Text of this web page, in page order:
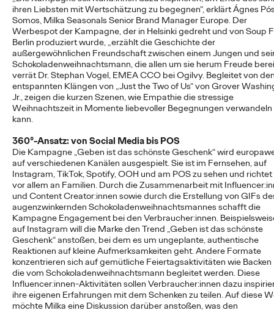
ihren Liebsten mit Wertschätzung zu begegnen“, erklärt Ágnes
Somos, Milka Seasonals Senior Brand Manager Europe. Der
Werbespot der Kampagne, der in Helsinki gedreht und von Soup
Berlin produziert wurde, „erzählt die Geschichte der
außergewöhnlichen Freundschaft zwischen einem Jungen und
Schokoladenweihnachtsmann, die allen um sie herum Freude
verrät Dr. Stephan Vogel, EMEA CCO bei Ogilvy. Begleitet von
entspannten Klängen von „Just the Two of Us“ von Grover
Jr., zeigen die kurzen Szenen, wie Empathie die stressige
Weihnachtszeit in Momente liebevoller Begegnungen verwandeln
kann.
360°-Ansatz: von Social Media bis POS
Die Kampagne „Geben ist das schönste Geschenk“ wird
auf verschiedenen Kanälen ausgespielt. Sie ist im Fernsehen, auf
Instagram, TikTok, Spotify, OOH und am POS zu sehen und
vor allem an Familien. Durch die Zusammenarbeit mit
und Content Creator:innen sowie durch die Erstellung von GIFs
augenzwinkernden Schokoladenweihnachtsmannes schafft die
Kampagne Engagement bei den Verbraucher:innen.
auf Instagram will die Marke den Trend „Geben ist das schönste
Geschenk“ anstoßen, bei dem es um ungeplante, authentische
Reaktionen auf kleine Aufmerksamkeiten geht. Andere Formate
konzentrieren sich auf gemütliche Feiertagsaktivitäten wie Backen
die vom Schokoladenweihnachtsmann begleitet werden. Diese
Influencer:innen-Aktivitäten sollen Verbraucher:innen dazu
ihre eigenen Erfahrungen mit dem Schenken zu teilen. Auf diese
möchte Milka eine Diskussion darüber anstoßen, was den
Carsten Becker 16/06/2026
In einer Zeit, in der steigende Spritpreise die Budgets vieler
Haushalte belasten, setzt die Deutsche Bahn ein klares Zeichen
für…
More→
NEWS
Von der Vision zur
Realität: Schwäbisch
Hall setzt
#MakeItReal-
Kampagne mit Ogilvy
und Social.Lab fort
Carsten Becker 15/06/2026
Nach dem erfolgreichen Auftakt im Vorjahr setzen Schwäbisch